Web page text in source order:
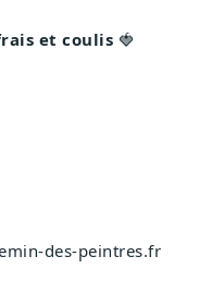
et coulis 🍓
des-peintres.fr